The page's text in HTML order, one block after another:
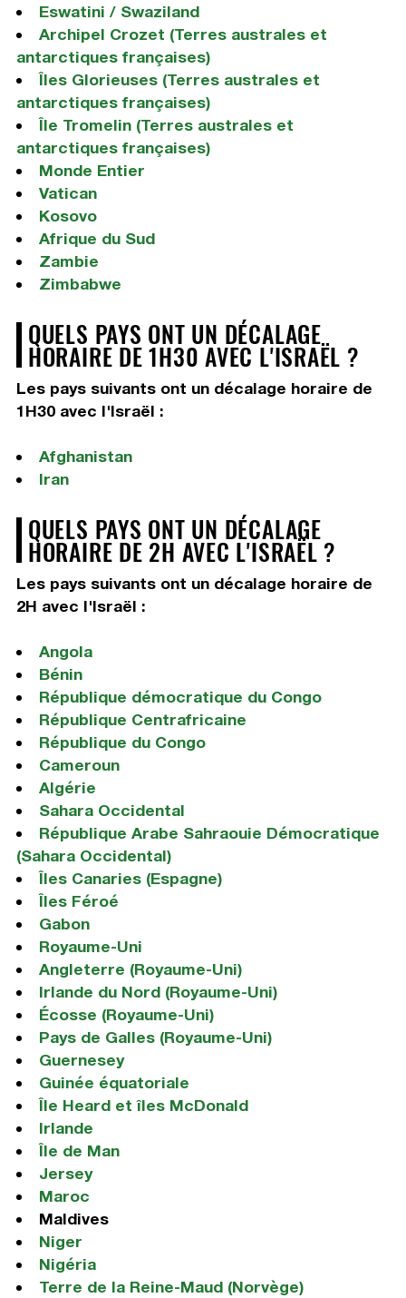
Eswatini / Swaziland
Archipel Crozet (Terres australes et
antarctiques françaises)
Îles Glorieuses (Terres australes et
antarctiques françaises)
Île Tromelin (Terres australes et
antarctiques françaises)
Monde Entier
Vatican
Kosovo
Afrique du Sud
Zambie
Zimbabwe
QUELS PAYS ONT UN DÉCALAGE
HORAIRE DE 1H30 AVEC L'ISRAËL ?
Les pays suivants ont un décalage horaire de
1H30 avec l'Israël :
Afghanistan
Iran
QUELS PAYS ONT UN DÉCALAGE
HORAIRE DE 2H AVEC L'ISRAËL ?
Les pays suivants ont un décalage horaire de
2H avec l'Israël :
Angola
Bénin
République démocratique du Congo
République Centrafricaine
République du Congo
Cameroun
Algérie
Sahara Occidental
République Arabe Sahraouie Démocratique
(Sahara Occidental)
Îles Canaries (Espagne)
Îles Féroé
Gabon
Royaume-Uni
Angleterre (Royaume-Uni)
Irlande du Nord (Royaume-Uni)
Écosse (Royaume-Uni)
Pays de Galles (Royaume-Uni)
Guernesey
Guinée équatoriale
Île Heard et îles McDonald
Irlande
Île de Man
Jersey
Maroc
Maldives
Niger
Nigéria
Terre de la Reine-Maud (Norvège)